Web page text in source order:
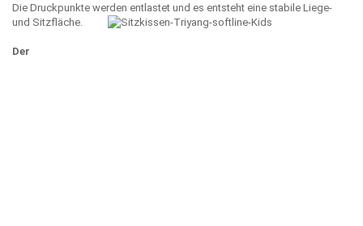
Die Druckpunkte werden entlastet und es entsteht eine stabile Liege-
und Sitzfläche.
Der